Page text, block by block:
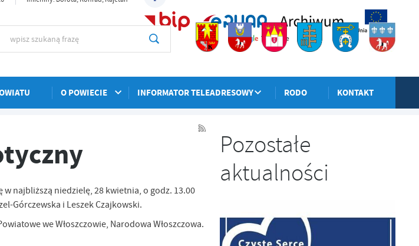
O POWIECIE INFORMATOR TELEADRESOWY RODO KONTAKT
najbliższą niedzielę, 28 kwietnia, o godz. 13.00
Górczewska i Leszek Czajkowski.
we Włoszczowie, Narodowa Włoszczowa.
Pozostałe
aktualności